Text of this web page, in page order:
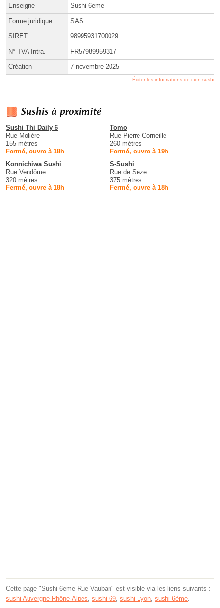
Enseigne Sushi 6eme
Forme juridique SAS
SIRET 98995931700029
N° TVA Intra. FR57989959317
Création 7 novembre 2025
Éditer les informations de mon sushi
Sushis à proximité
Sushi Thi Daily 6
Rue Molière
155 mètres
Fermé, ouvre à 18h
Tomo
Rue Pierre Corneille
260 mètres
Fermé, ouvre à 19h
Konnichiwa Sushi
Rue Vendôme
320 mètres
Fermé, ouvre à 18h
S-Sushi
Rue de Sèze
375 mètres
Fermé, ouvre à 18h
Cette page "Sushi 6eme Rue Vauban" est visible via les liens suivants :
sushi Auvergne-Rhône-Alpes, sushi 69, sushi Lyon, sushi 6ème.